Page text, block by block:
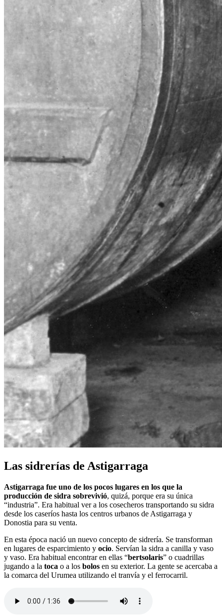
Las sidrerías de Astigarraga
Astigarraga fue uno de los pocos lugares en los que la
producción de sidra sobrevivió, quizá, porque era su única
“industria”. Era habitual ver a los cosecheros transportando su sidra
desde los caseríos hasta los centros urbanos de Astigarraga y
Donostia para su venta.
En esta época nació un nuevo concepto de sidrería. Se transforman
en lugares de esparcimiento y ocio. Servían la sidra a canilla y vaso
y vaso. Era habitual encontrar en ellas “bertsolaris” o cuadrillas
jugando a la toca o a los bolos en su exterior. La gente se acercaba a
la comarca del Urumea utilizando el tranvía y el ferrocarril.